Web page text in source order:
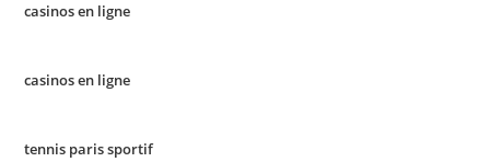
casinos en ligne
casinos en ligne
tennis paris sportif